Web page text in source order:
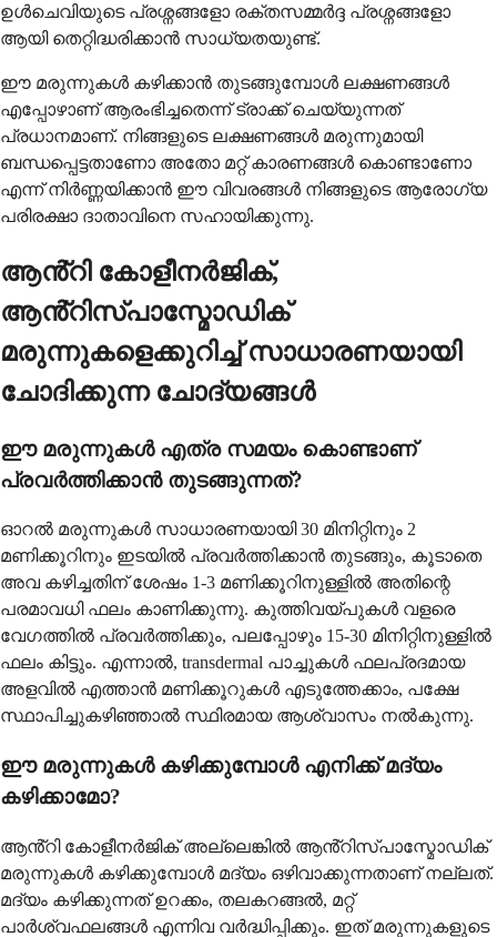
ഉൾ‌ചെവിയുടെ പ്രശ്നങ്ങളോ രക്തസമ്മർദ്ദ പ്രശ്നങ്ങളോ
ആയി തെറ്റിദ്ധരിക്കാൻ സാധ്യതയുണ്ട്.
ഈ മരുന്നുകൾ കഴിക്കാൻ തുടങ്ങുമ്പോൾ ലക്ഷണങ്ങൾ
എപ്പോഴാണ് ആരംഭിച്ചതെന്ന് ട്രാക്ക് ചെയ്യുന്നത്
പ്രധാനമാണ്. നിങ്ങളുടെ ലക്ഷണങ്ങൾ മരുന്നുമായി
ബന്ധപ്പെട്ടതാണോ അതോ മറ്റ് കാരണങ്ങൾ കൊണ്ടാണോ
എന്ന് നിർണ്ണയിക്കാൻ ഈ വിവരങ്ങൾ നിങ്ങളുടെ ആരോഗ്യ
പരിരക്ഷാ ദാതാവിനെ സഹായിക്കുന്നു.
ആൻ്റി കോളീനർജിക്,
ആൻ്റിസ്പാസ്മോഡിക്
മരുന്നുകളെക്കുറിച്ച് സാധാരണയായി
ചോദിക്കുന്ന ചോദ്യങ്ങൾ
ഈ മരുന്നുകൾ എത്ര സമയം കൊണ്ടാണ്
പ്രവർത്തിക്കാൻ തുടങ്ങുന്നത്?
ഓറൽ മരുന്നുകൾ സാധാരണയായി 30 മിനിറ്റിനും 2
മണിക്കൂറിനും ഇടയിൽ പ്രവർത്തിക്കാൻ തുടങ്ങും, കൂടാതെ
അവ കഴിച്ചതിന് ശേഷം 1-3 മണിക്കൂറിനുള്ളിൽ അതിന്റെ
പരമാവധി ഫലം കാണിക്കുന്നു. കുത്തിവയ്പുകൾ വളരെ
വേഗത്തിൽ പ്രവർത്തിക്കും, പലപ്പോഴും 15-30 മിനിറ്റിനുള്ളിൽ
ഫലം കിട്ടും. എന്നാൽ, transdermal പാച്ചുകൾ ഫലപ്രദമായ
അളവിൽ എത്താൻ മണിക്കൂറുകൾ എടുത്തേക്കാം, പക്ഷേ
സ്ഥാപിച്ചുകഴിഞ്ഞാൽ സ്ഥിരമായ ആശ്വാസം നൽകുന്നു.
ഈ മരുന്നുകൾ കഴിക്കുമ്പോൾ എനിക്ക് മദ്യം
കഴിക്കാമോ?
ആൻ്റി കോളീനർജിക് അല്ലെങ്കിൽ ആൻ്റിസ്പാസ്മോഡിക്
മരുന്നുകൾ കഴിക്കുമ്പോൾ മദ്യം ഒഴിവാക്കുന്നതാണ് നല്ലത്.
മദ്യം കഴിക്കുന്നത് ഉറക്കം, തലകറങ്ങൽ, മറ്റ്
പാർശ്വഫലങ്ങൾ എന്നിവ വർദ്ധിപ്പിക്കും. ഇത് മരുന്നുകളുടെ